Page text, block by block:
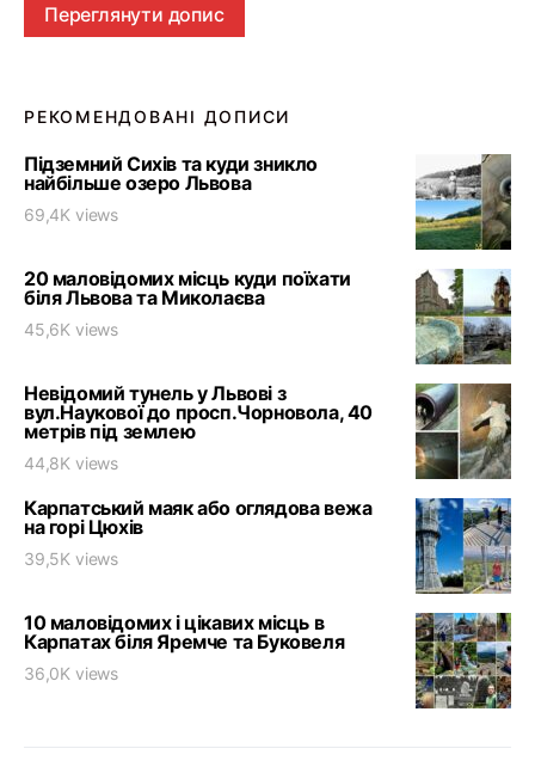
Переглянути допис
РЕКОМЕНДОВАНІ ДОПИСИ
Підземний Сихів та куди зникло
найбільше озеро Львова
69,4K views
20 маловідомих місць куди поїхати
біля Львова та Миколаєва
45,6K views
Невідомий тунель у Львові з
вул.Наукової до просп.Чорновола, 40
метрів під землею
44,8K views
Карпатський маяк або оглядова вежа
на горі Цюхів
39,5K views
10 маловідомих і цікавих місць в
Карпатах біля Яремче та Буковеля
36,0K views